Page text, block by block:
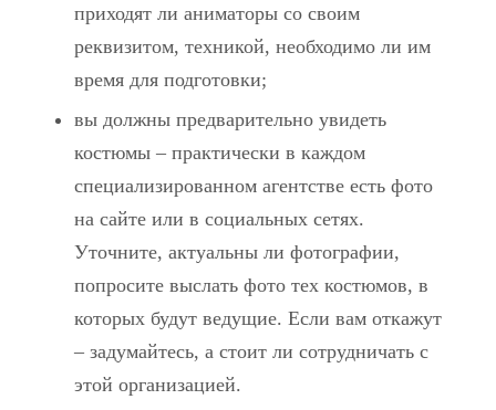
приходят ли аниматоры со своим
реквизитом, техникой, необходимо ли им
время для подготовки;
вы должны предварительно увидеть
костюмы – практически в каждом
специализированном агентстве есть фото
на сайте или в социальных сетях.
Уточните, актуальны ли фотографии,
попросите выслать фото тех костюмов, в
которых будут ведущие. Если вам откажут
– задумайтесь, а стоит ли сотрудничать с
этой организацией.